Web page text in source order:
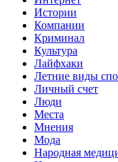
Истории
Компании
Криминал
Культура
Лайфхаки
Летние виды
Личный счет
Люди
Места
Мнения
Мода
Народная